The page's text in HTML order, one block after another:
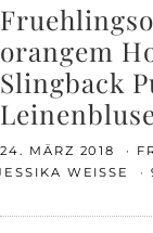
orangem
Slingback
24. MÄRZ 2018
WEISSE